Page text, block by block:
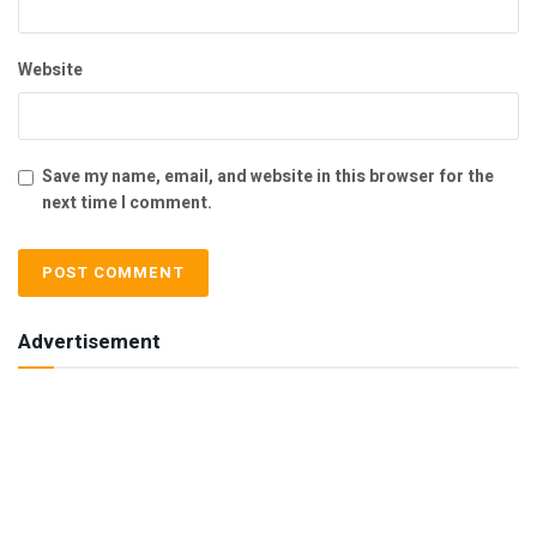
Website
Save my name, email, and website in this browser for the
next time I comment.
Advertisement